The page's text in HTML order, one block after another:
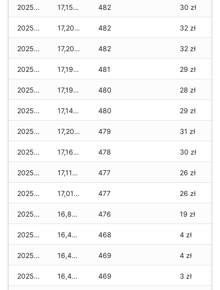
2025-12-25 17,150 zł 482 30 zł
2025-12-24 17,200 zł 482 32 zł
2025-12-23 17,200 zł 482 32 zł
2025-12-22 17,190 zł 481 29 zł
2025-12-21 17,190 zł 480 28 zł
2025-12-20 17,140 zł 480 29 zł
2025-12-19 17,200 zł 479 31 zł
2025-12-18 17,160 zł 478 30 zł
2025-12-17 17,110 zł 477 26 zł
2025-12-16 17,010 zł 477 26 zł
2025-12-15 16,810 zł 476 19 zł
2025-12-14 16,470 zł 468 4 zł
2025-12-13 16,450 zł 469 4 zł
2025-12-12 16,410 zł 469 3 zł